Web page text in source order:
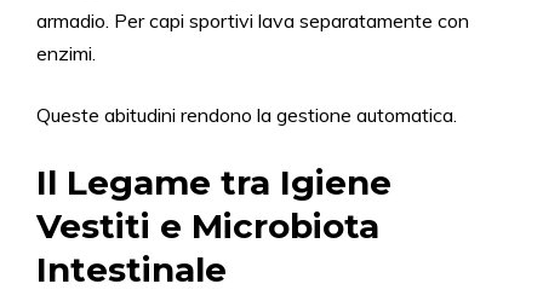
armadio. Per capi sportivi lava separatamente con
enzimi.
Queste abitudini rendono la gestione automatica.
Il Legame tra Igiene
Vestiti e Microbiota
Intestinale